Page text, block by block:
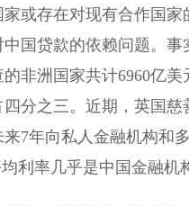
或存在对现有合作国
国贷款的依赖问题。
非洲国家共计6960亿
分之三。近期，英国慈
7年向私人金融机构和
利率几乎是中国金融机